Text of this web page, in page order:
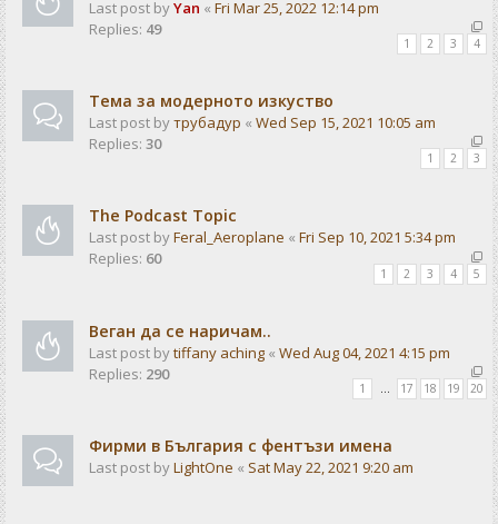
Last post byYan « Fri Mar 25, 2022 12:14 pm
Replies: 49
1 2 3 4
Тема за модерното изкуство
Last post byтрубадур « Wed Sep 15, 2021 10:05 am
Replies: 30
1 2 3
The Podcast Topic
Last post byFeral_Aeroplane « Fri Sep 10, 2021 5:34 pm
Replies: 60
1 2 3 4 5
Веган да се наричам..
Last post bytiffany aching « Wed Aug 04, 2021 4:15 pm
Replies: 290
1 … 17 18 19 20
Фирми в България с фентъзи имена
Last post byLightOne « Sat May 22, 2021 9:20 am